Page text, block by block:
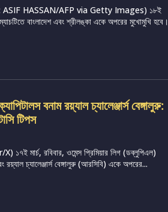
HASSAN/AFP via Getty Images) ১৮ই
বাংলাদেশ এবং শ্রীলঙ্কা একে অপরের মুখোমুখি হবে।
বনাম রয়্যাল চ্যালেঞ্জার্স বেঙ্গালুরু:
টিপস
রবিবার, ওমেন্স প্রিমিয়ার লিগ (ডব্লুপিএল)
চ্যালেঞ্জার্স বেঙ্গালুরু (আরসিবি) একে অপরের...